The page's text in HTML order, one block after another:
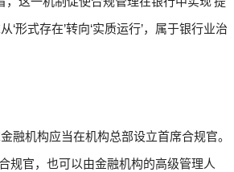
形式存在’转向‘实质运行’，属于银行业治
融机构应当在机构总部设立首席合规官。
规官，也可以由金融机构的高级管理人